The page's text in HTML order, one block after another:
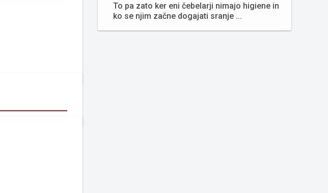
To pa zato ker eni čebelarji nimajo higiene in
ko se njim začne dogajati sranje ...